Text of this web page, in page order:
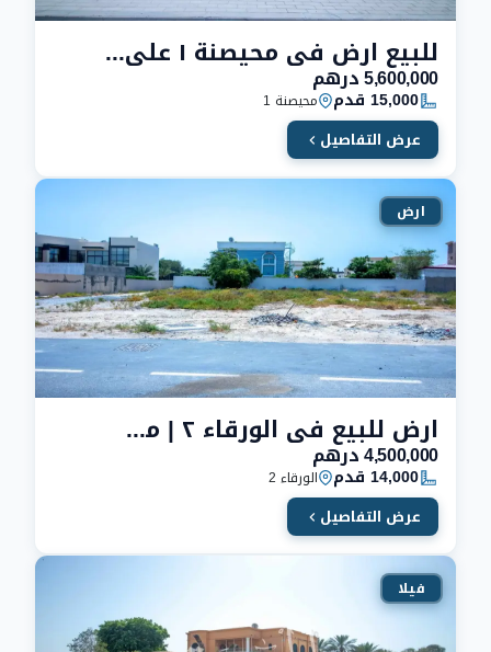
للبيع ارض في محيصنة ١ علي شارعيين | بموقع مميز
5,600,000 درهم
15,000 قدم محيصنة 1
عرض التفاصيل
ارض
ارض للبيع في الورقاء ٢ | مساحة 14 الف قدم
4,500,000 درهم
14,000 قدم الورقاء 2
عرض التفاصيل
فيلا